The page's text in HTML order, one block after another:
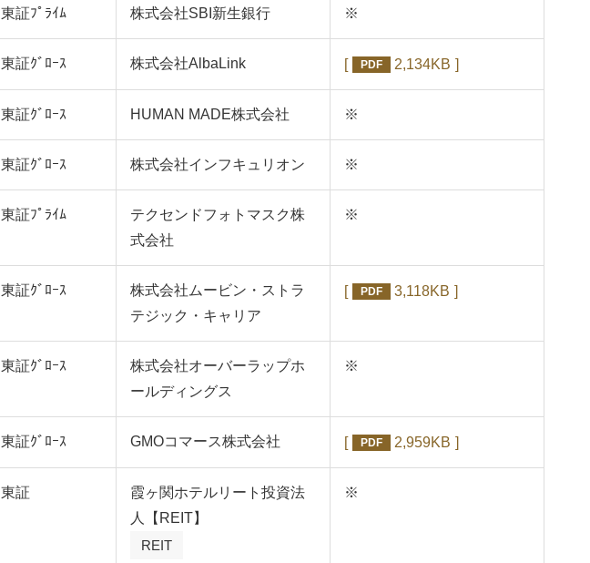
東証ﾌﾟﾗｲﾑ 株式会社SBI新生銀行 ※
東証ｸﾞﾛｰｽ 株式会社AlbaLink PDF 2,134KB
東証ｸﾞﾛｰｽ HUMAN MADE株式会社 ※
東証ｸﾞﾛｰｽ 株式会社インフキュリオン ※
東証ﾌﾟﾗｲﾑ
テクセンドフォトマスク株
式会社
※
東証ｸﾞﾛｰｽ
株式会社ムービン・ストラ
テジック・キャリア
PDF 3,118KB
東証ｸﾞﾛｰｽ
株式会社オーバーラップホ
ールディングス
※
東証ｸﾞﾛｰｽ GMOコマース株式会社 PDF 2,959KB
東証
霞ヶ関ホテルリート投資法
人【REIT】
REIT
※